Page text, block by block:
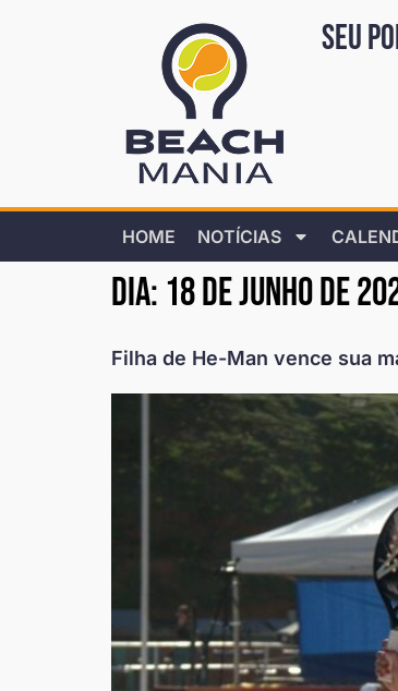
Seu
HOME NOTÍCIAS
Dia: 18 de junho de
Filha de He-Man vence sua